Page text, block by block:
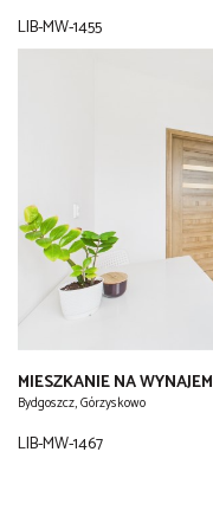
LIB-MW-1455
MIESZKANIE NA WYNAJEM
Bydgoszcz, Górzyskowo
LIB-MW-1467